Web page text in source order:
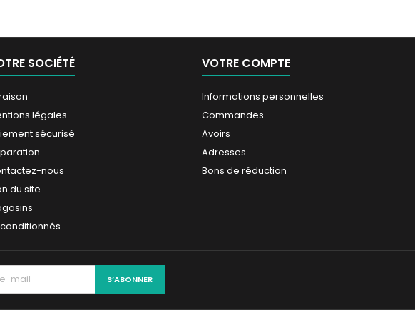
SOCIÉTÉ
légales
sécurisé
nous
du site
VOTRE COMPTE
Informations personnelles
Commandes
Avoirs
Adresses
Bons de réduction